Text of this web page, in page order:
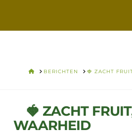
HOME
BERICHTEN 🍓 ZACHT
🍓 ZACHT
WAARHEID